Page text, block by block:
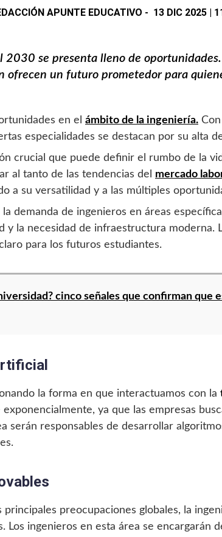
APUNTE EDUCATIVO - 13 DIC 2025 |
2030 se presenta lleno de
ofrecen un futuro prometedor para
en el ámbito de la ingeniería.
especialidades se destacan por su alta
crucial que puede definir el rumbo de la
al tanto de las tendencias del mercado
a su versatilidad y a las múltiples
demanda de ingenieros en áreas
y la necesidad de infraestructura moderna.
para los futuros estudiantes.
cinco señales que confirman que
la forma en que interactuamos con la
ya que las empresas
serán responsables de desarrollar
preocupaciones globales, la
Los ingenieros en esta área se encargarán